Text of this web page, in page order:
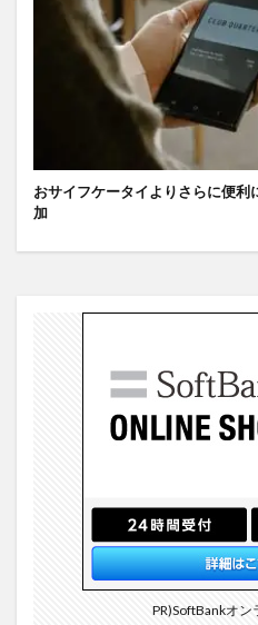
おサイフケータイよりさらに便
加
PR)SoftBankオ